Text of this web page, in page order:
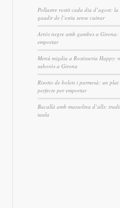
Pollastre rostit cada dia d’agost:
gaudir de l’estiu sense cuinar
Arròs negre amb gambes a
emportar
Menú migdia a Rostisseria Happy:
saborós a Girona
Risotto de bolets i parmesà: un plat
perfecte per emportar
Bacallà amb mussolina d’alls:
taula